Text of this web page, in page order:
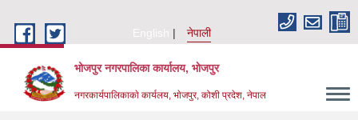
English
नेपाली
भोजपुर नगरपालिका कार्यालय, भाेजपुर
नगरकार्यपालिकाकाे कार्यलय, भाेजपुर, कोशी प्रदेश, नेपाल